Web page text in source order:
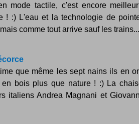
mode tactile, c'est encore
! :) L'eau et la technologie de
comme tout arrive sauf les trains...
que même les sept nains ils en
bois plus que nature ! :) La
italiens Andrea Magnani et